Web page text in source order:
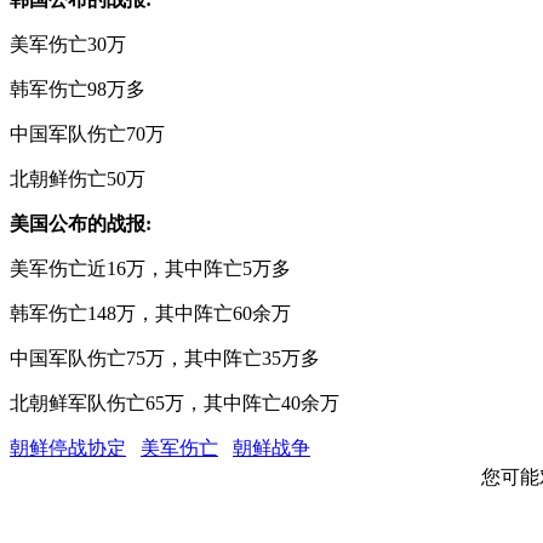
美军伤亡30万
韩军伤亡98万多
中国军队伤亡70万
北朝鲜伤亡50万
美国公布的战报:
美军伤亡近16万，其中阵亡5万多
韩军伤亡148万，其中阵亡60余万
中国军队伤亡75万，其中阵亡35万多
北朝鲜军队伤亡65万，其中阵亡40余万
朝鲜停战协定 美军伤亡
朝鲜战争
您可能